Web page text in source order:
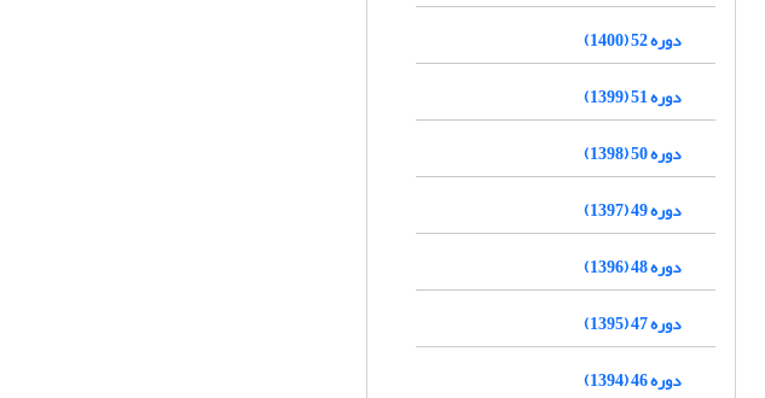
دوره 52 (1400)
دوره 51 (1399)
دوره 50 (1398)
دوره 49 (1397)
دوره 48 (1396)
دوره 47 (1395)
دوره 46 (1394)